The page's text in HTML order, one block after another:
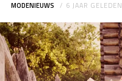
MODENIEUWS 6 JAAR GELEDEN